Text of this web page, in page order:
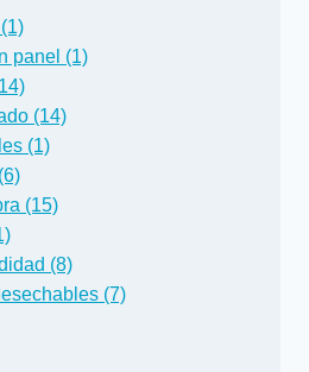
panel (1)
(14)
(1)
(15)
(8)
(7)